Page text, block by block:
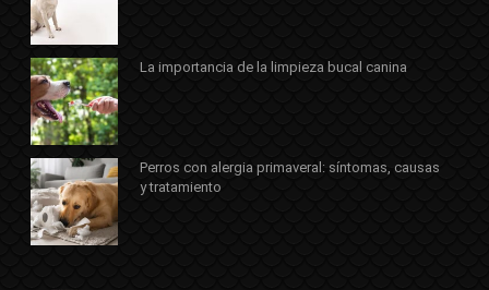
La importancia de la limpieza bucal canina
Perros con alergia primaveral: síntomas, causas
y tratamiento